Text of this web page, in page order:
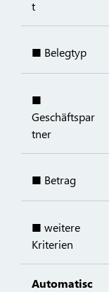
t
■ Belegtyp
■
Geschäftspar
tner
■ Betrag
■ weitere
Kriterien
Automatisc